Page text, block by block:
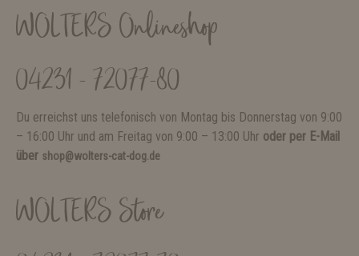
WOLTERS Onlineshop
04231 - 72077-80
Du erreichst uns telefonisch von Montag bis Donnerstag von 9:00
– 16:00 Uhr und am Freitag von 9:00 – 13:00 Uhr oder per E-Mail
über shop@wolters-cat-dog.de
WOLTERS Store